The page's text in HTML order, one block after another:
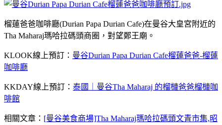
榴蓮爸爸咖啡廳(Durian Papa Durian Cafe)在曼谷大皇宮附近的
Tha Maharaj瑪哈拉碼頭商圈，對望鄭王廟。
KLOOK線上預訂： 曼谷Durian Papa Durian Cafe榴蓮爸爸-榴蓮
咖啡廳
KKDAY線上預訂： 泰國｜曼谷Tha Maharaj 的榴槤爸爸榴槤咖
啡館
相關文章： [曼谷美食商場]Tha Maharaj瑪哈拉碼頭文青市集,昭